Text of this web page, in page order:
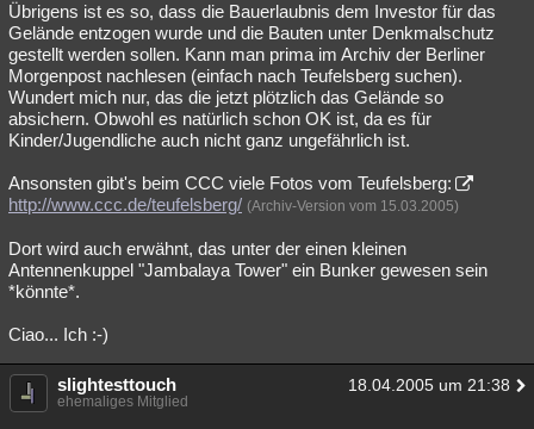
Übrigens ist es so, dass die Bauerlaubnis dem Investor für das
Gelände entzogen wurde und die Bauten unter Denkmalschutz
gestellt werden sollen. Kann man prima im Archiv der Berliner
Morgenpost nachlesen (einfach nach Teufelsberg suchen).
Wundert mich nur, das die jetzt plötzlich das Gelände so
absichern. Obwohl es natürlich schon OK ist, da es für
Kinder/Jugendliche auch nicht ganz ungefährlich ist.
Ansonsten gibt's beim CCC viele Fotos vom Teufelsberg:
http://www.ccc.de/teufelsberg/ (Archiv-Version vom 15.03.2005)
Dort wird auch erwähnt, das unter der einen kleinen
Antennenkuppel "Jambalaya Tower" ein Bunker gewesen sein
*könnte*.
Ciao... Ich :-)
slightesttouch 18.04.2005 um 21:38
ehemaliges Mitglied